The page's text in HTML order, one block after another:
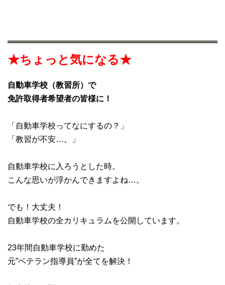
★ちょっと気になる★
自動車学校（教習所）で
免許取得者希望者の皆様に！
「自動車学校ってなにするの？」
「教習が不安…。」
自動車学校に入ろうとした時。
こんな思いが浮かんできますよね…。
でも！大丈夫！
自動車学校の全カリキュラムを公開しています。
23年間自動車学校に勤めた
元”ベテラン指導員”が全てを解決！